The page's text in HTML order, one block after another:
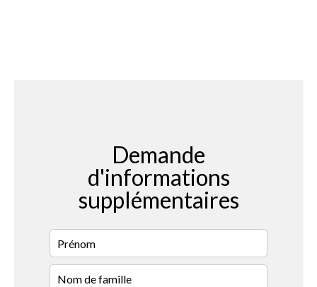
Demande
d'informations
supplémentaires